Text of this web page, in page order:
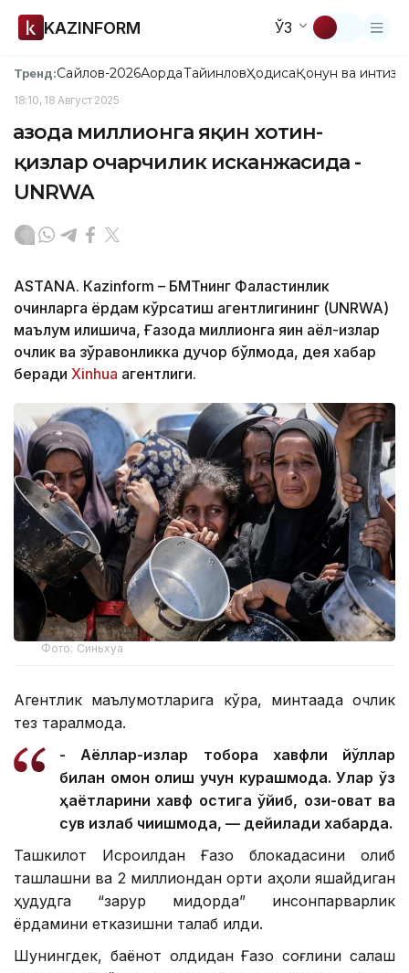
KAZINFORM ЎЗ
Тренд:Сайлов-2026АқордаТайинловҲодисаҚонун ва
18:10, 18 Август 2025
Ғазода миллионга яқин хотин-
қизлар очарчилик исканжасида -
UNRWA
ASTANА. Кazinform – БМТнинг Фаластинлик
қочқинларга ёрдам кўрсатиш агентлигининг (UNRWA)
маълум қилишича, Ғазода миллионга яқин аёл-қизлар
очлик ва зўравонликка дучор бўлмоқда, дея хабар
беради Xinhua агентлиги.
Фото: Синьхуа
Агентлик маълумотларига кўра, минтақада очлик
тез тарқалмоқда.
- Аёллар-қизлар тобора хавфли йўллар
билан омон қолиш учун курашмоқда. Улар ўз
ҳаётларини хавф остига қўйиб, озиқ-овқат ва
сув излаб чиқишмоқда, — дейилади хабарда.
Ташкилот Исроилдан Ғазо блокадасини олиб
ташлашни ва 2 миллиондан ортиқ аҳоли яшайдиган
ҳудудга “зарур миқдорда” инсонпарварлик
ёрдамини етказишни талаб қилди.
Шунингдек, баёнот олдидан Ғазо соғлиқни сақлаш